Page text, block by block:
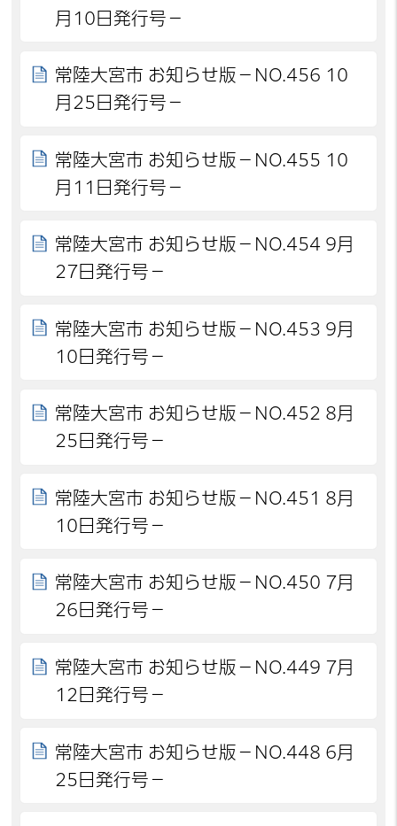
月10日発行号－
常陸大宮市 お知らせ版－NO.456 10
月25日発行号－
常陸大宮市 お知らせ版－NO.455 10
月11日発行号－
常陸大宮市 お知らせ版－NO.454 9月
27日発行号－
常陸大宮市 お知らせ版－NO.453 9月
10日発行号－
常陸大宮市 お知らせ版－NO.452 8月
25日発行号－
常陸大宮市 お知らせ版－NO.451 8月
10日発行号－
常陸大宮市 お知らせ版－NO.450 7月
26日発行号－
常陸大宮市 お知らせ版－NO.449 7月
12日発行号－
常陸大宮市 お知らせ版－NO.448 6月
25日発行号－